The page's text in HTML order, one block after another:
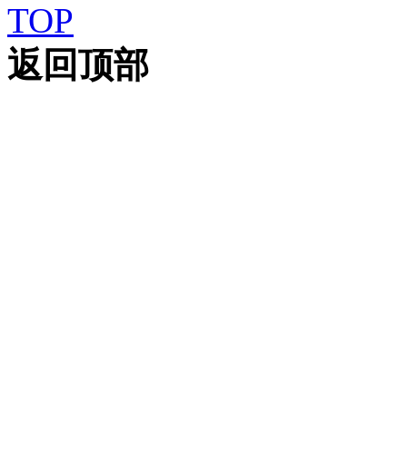
TOP
返回顶部